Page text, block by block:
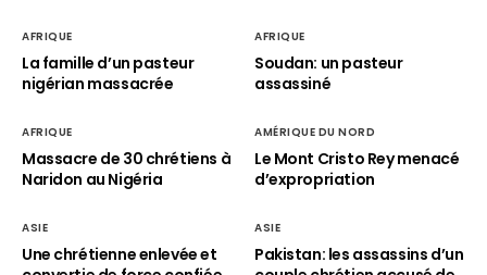
AFRIQUE
La famille d’un pasteur
nigérian massacrée
AFRIQUE
Soudan: un pasteur
assassiné
AFRIQUE
Massacre de 30 chrétiens à
Naridon au Nigéria
AMÉRIQUE DU NORD
Le Mont Cristo Rey menacé
d’expropriation
ASIE
Une chrétienne enlevée et
ASIE
Pakistan: les assassins d’un